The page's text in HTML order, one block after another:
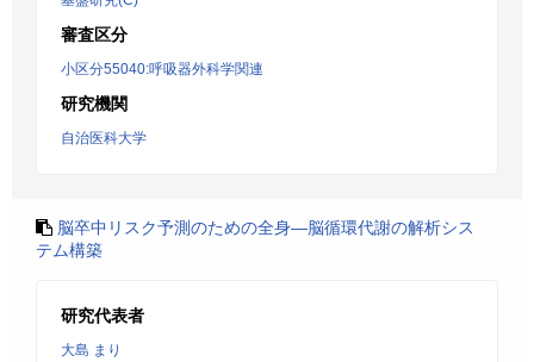
審査区分
小区分55040:呼吸器外科学関連
研究機関
自治医科大学
脳卒中リスク予測のための全身―脳循環代謝の解析シス
テム構築
研究代表者
大島 まり